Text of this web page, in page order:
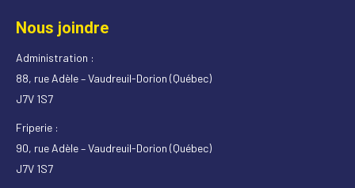
Nous joindre
Administration :
88, rue Adèle – Vaudreuil-Dorion (Québec)
J7V 1S7
Friperie :
90, rue Adèle – Vaudreuil-Dorion (Québec)
J7V 1S7